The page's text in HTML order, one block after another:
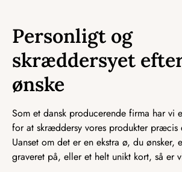
Personligt og
skræddersyet
ønske
Som et dansk producerende firma har vi
for at skræddersy vores produkter præcis
Uanset om det er en ekstra ø, du ønsker,
graveret på, eller et helt unikt kort, så er